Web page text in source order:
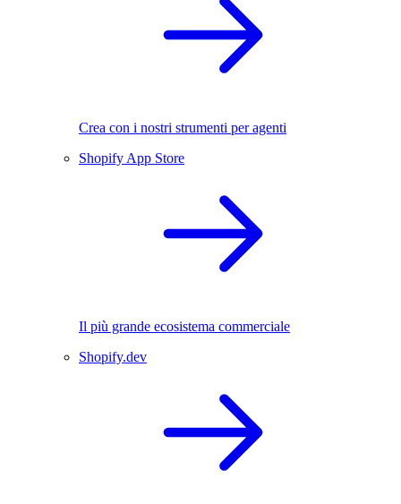
Crea con i nostri strumenti per agenti
Shopify App Store
Il più grande ecosistema commerciale
Shopify.dev